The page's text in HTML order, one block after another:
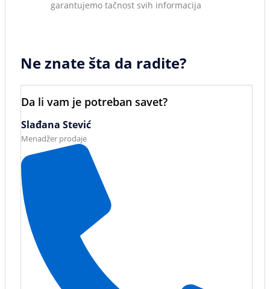
garantujemo tačnost svih informacija
Ne znate šta da radite?
Da li vam je potreban savet?
Slađana Stević
Menadžer prodaje